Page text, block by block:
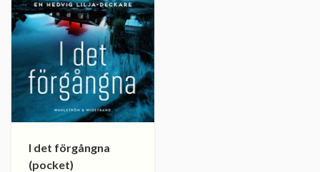
I det förgångna
(pocket)